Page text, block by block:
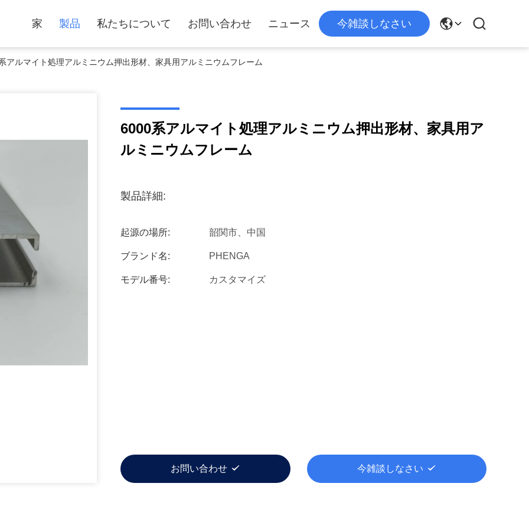
家 製品 私たちについて お問い合わせ ニュース 今雑談しなさい
アルマイト処理アルミニウム押出形材、家具用アルミニウムフレーム
6000系アルマイト処理アルミニウム押出形材、家具用ア
ルミニウムフレーム
製品詳細:
起源の場所: 韶関市、中国
ブランド名: PHENGA
モデル番号: カスタマイズ
お問い合わせ 今雑談しなさい